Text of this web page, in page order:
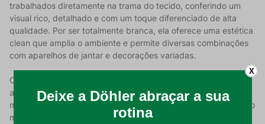
trabalhados diretamente na trama do tecido, conferindo um
visual rico, detalhado e com um toque diferenciado de alta
qualidade. Por ser totalmente branca, ela oferece uma estética
clean que amplia o ambiente e permite diversas combinações
com aparelhos de jantar e decorações variadas.
O grande destaque desta linha é a proteção Döhler Clean: um
acabamento especial que atua como um escudo contra
manchas. Essa tecnologia permite que líquidos e sujeiras, como
molhos e café, sejam removidos facilmente. Para higienizá-la,
X